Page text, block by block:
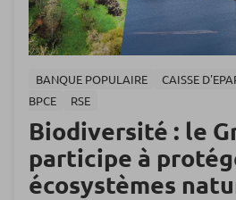
BANQUE POPULAIRE CAISSE
BPCE
RSE
Biodiversité : le
participe à
écosystèmes